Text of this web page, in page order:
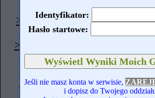
KATEGORIE
>> TWOJE WYNIKI GMP,
INTER, MR
>> SPIS TWOICH GOŁĘBI
>> Twój Panel
>> Katalog Hodowców
>> Dopisz się do Twojego
Oddziału
Identyfikator:
Hasło startowe:
Jeśli nie masz konta w serwisie,
i dopisz do Twojego